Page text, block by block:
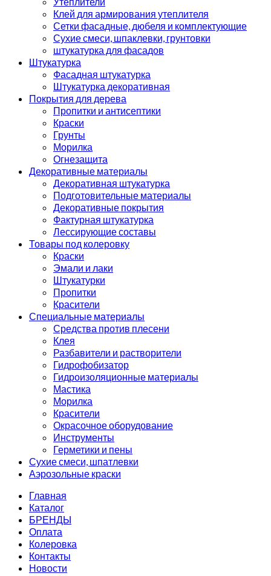
Клей для армирования утеплителя
Сетки фасадные, дюбеля и комплектующие
Сухие смеси, шпаклевки, грунтовки
штукатурка для фасадов
Штукатурка
Фасадная штукатурка
Штукатурка декоративная
Покрытия для дерева
Пропитки и антисептики
Краски
Грунты
Морилка
Огнезащита
Декоративные материалы
Декоративная штукатурка
Подготовительные материалы
Декоративные покрытия
Фактурная штукатурка
Лессирующие составы
Товары под колеровку
Краски
Эмали и лаки
Штукатурки
Пропитки
Красители
Специальные материалы
Средства против плесени
Клея
Разбавители и растворители
Гидрофобизатор
Гидроизоляционные материалы
Мастика
Морилка
Красители
Окрасочное оборудование
Инструменты
Герметики и пены
Сухие смеси, шпатлевки
Аэрозольные краски
Главная
Каталог
БРЕНДЫ
Оплата
Колеровка
Контакты
Новости